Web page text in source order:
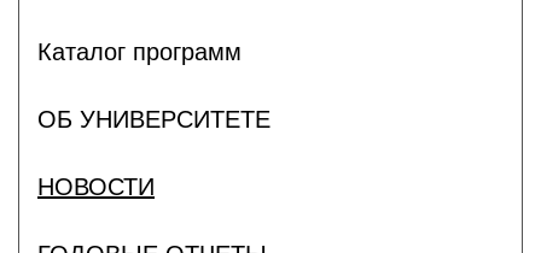
Каталог программ
ОБ УНИВЕРСИТЕТЕ
НОВОСТИ